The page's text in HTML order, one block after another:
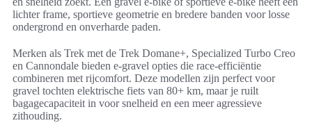
lichter frame, sportieve geometrie en bredere banden voor losse
ondergrond en onverharde paden.
Merken als Trek met de Trek Domane+, Specialized Turbo Creo
en Cannondale bieden e-gravel opties die race-efficiëntie
combineren met rijcomfort. Deze modellen zijn perfect voor
gravel tochten elektrische fiets van 80+ km, maar je ruilt
bagagecapaciteit in voor snelheid en een meer agressieve
zithouding.